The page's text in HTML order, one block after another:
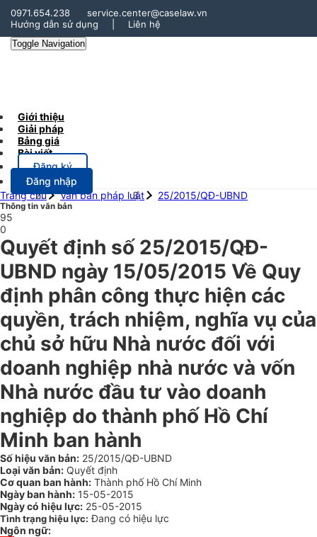
0971.654.238
service.center@caselaw.vn
Hướng dẫn sử dụng
Liên hệ
Toggle Navigation
Giới thiệu
Giải pháp
Bảng giá
Bài viết
Đăng ký
Đăng nhập
Trang chủ
Văn bản pháp luật 25/2015/QĐ-UBND
Thông tin văn bản
95
0
Quyết định số 25/2015/QĐ-
UBND ngày 15/05/2015 Về Quy
định phân công thực hiện các
quyền, trách nhiệm, nghĩa vụ của
chủ sở hữu Nhà nước đối với
doanh nghiệp nhà nước và vốn
Nhà nước đầu tư vào doanh
nghiệp do thành phố Hồ Chí
Minh ban hành
Số hiệu văn bản: 25/2015/QĐ-UBND
Loại văn bản: Quyết định
Cơ quan ban hành: Thành phố Hồ Chí Minh
Ngày ban hành: 15-05-2015
Ngày có hiệu lực: 25-05-2015
Tình trạng hiệu lực: Đang có hiệu lực
Ngôn ngữ: